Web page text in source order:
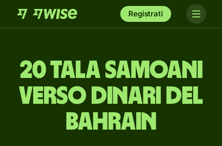
Registrati
20 tala samoani
verso dinari del
Bahrain